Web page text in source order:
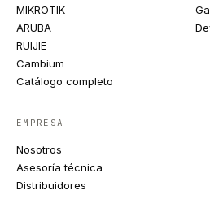
MIKROTIK
ARUBA
RUIJIE
Cambium
Catálogo completo
EMPRESA
Nosotros
Asesoría técnica
Distribuidores